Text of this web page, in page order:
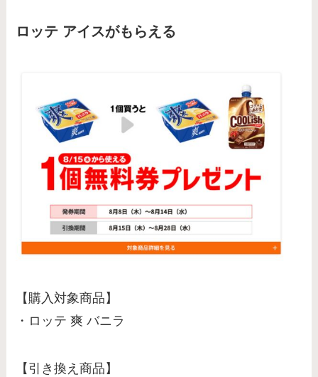
ロッテ アイスがもらえる
【購入対象商品】
・ロッテ 爽 バニラ
【引き換え商品】